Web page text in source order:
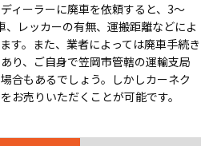
ィーラーに廃車を依頼すると、3〜
レッカーの有無、運搬距離などによ
す。また、業者によっては廃車手続き
り、ご自身で笠岡市管轄の運輸支局
合もあるでしょう。しかしカーネク
お売りいただくことが可能です。